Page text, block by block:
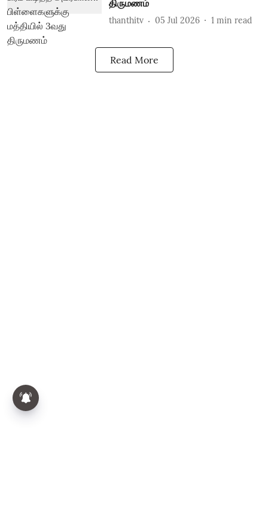
திருமணம்
thanthitv 05 Jul 2026 1 min read
Read More